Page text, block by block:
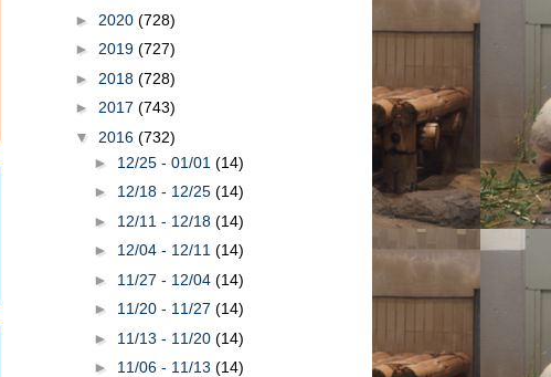
► 2020 (728)
► 2019 (727)
► 2018 (728)
► 2017 (743)
▼ 2016 (732)
► 12/25 - 01/01 (14)
► 12/18 - 12/25 (14)
► 12/11 - 12/18 (14)
► 12/04 - 12/11 (14)
► 11/27 - 12/04 (14)
► 11/20 - 11/27 (14)
► 11/13 - 11/20 (14)
► 11/06 - 11/13 (14)